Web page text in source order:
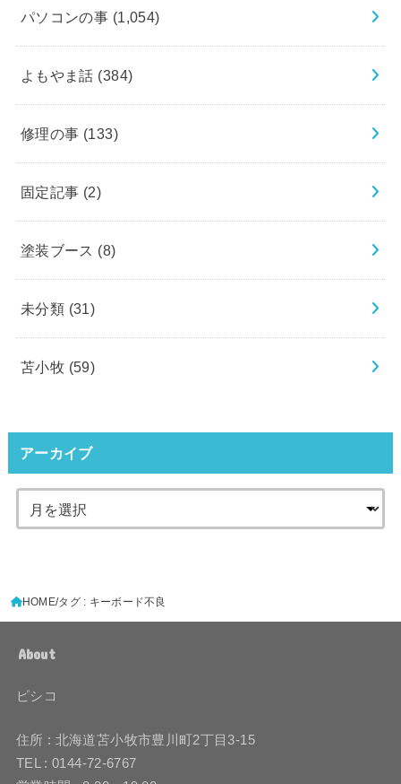
パソコンの事 (1,054)
よもやま話 (384)
修理の事 (133)
固定記事 (2)
塗装ブース (8)
未分類 (31)
苫小牧 (59)
アーカイブ
HOME タグ : キーボード不良
About
ピシコ
住所 : 北海道苫小牧市豊川町2丁目3-15
TEL : 0144-72-6767